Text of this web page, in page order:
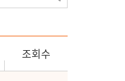
조회수